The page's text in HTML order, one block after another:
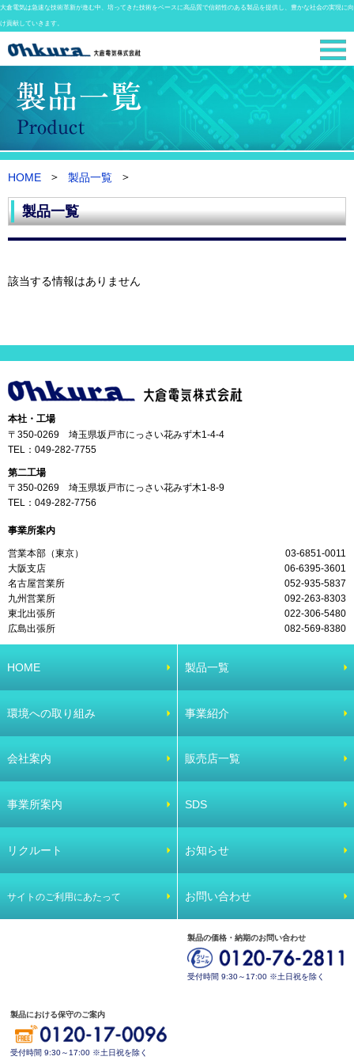
大倉電気は急速な技術革新が進む中、培ってきた技術をベースに高品質で信頼性のある製品を提供し、豊かな社会の実現に向
け貢献していきます。
HOME 製品一覧
製品一覧
該当する情報はありません
本社・工場
〒350-0269 埼玉県坂戸市にっさい花みず木1-4-4
TEL： 049-282-7755
第二工場
〒350-0269 埼玉県坂戸市にっさい花みず木1-8-9
TEL： 049-282-7756
事業所案内
営業本部（東京）
03-6851-0011
大阪支店
06-6395-3601
名古屋営業所
052-935-5837
九州営業所
092-263-8303
東北出張所
022-306-5480
広島出張所
082-569-8380
HOME 製品一覧
環境への取り組み 事業紹介
会社案内 販売店一覧
事業所案内 SDS
リクルート お知らせ
サイトのご利用にあたって お問い合わせ
製品の価格・納期のお問い合わせ
受付時間 9:30～17:00 ※土日祝を除く
製品における保守のご案内
受付時間 9:30～17:00 ※土日祝を除く